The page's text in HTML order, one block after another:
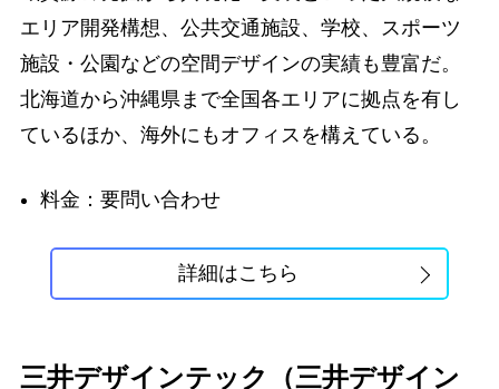
エリア開発構想、公共交通施設、学校、スポーツ
施設・公園などの空間デザインの実績も豊富だ。
北海道から沖縄県まで全国各エリアに拠点を有し
ているほか、海外にもオフィスを構えている。
料金：要問い合わせ
詳細はこちら
三井デザインテック（三井デザイン